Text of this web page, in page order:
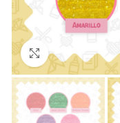
Click para